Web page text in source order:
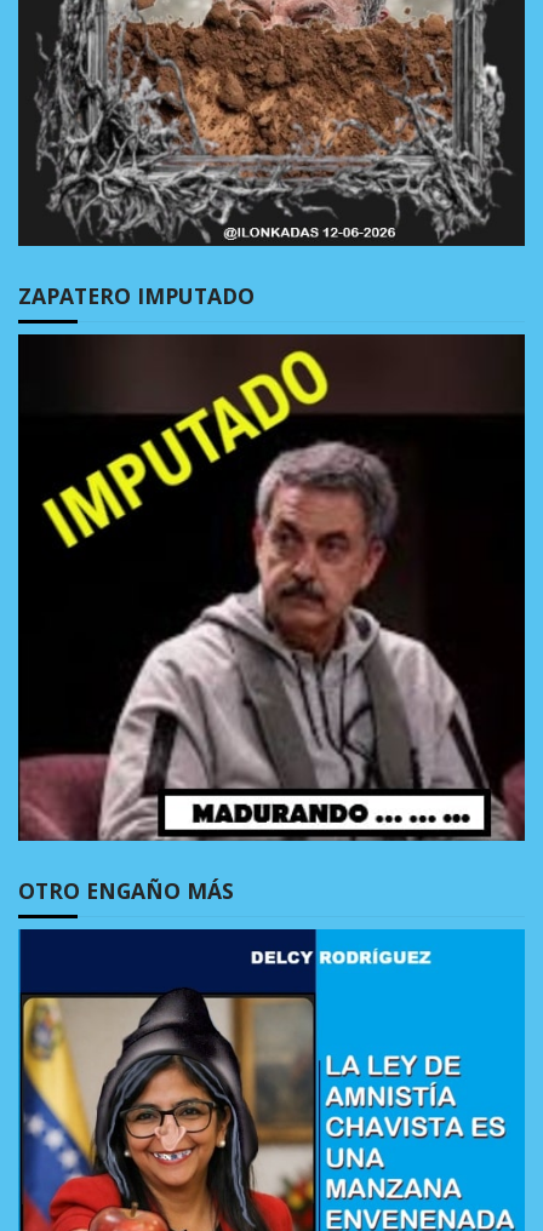
ZAPATERO IMPUTADO
OTRO ENGAÑO MÁS